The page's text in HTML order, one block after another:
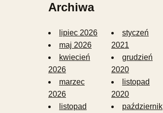
Archiwa
lipiec 2026
maj 2026
kwiecień
2026
marzec
2026
listopad
styczeń
2021
grudzień
2020
listopad
2020
październik